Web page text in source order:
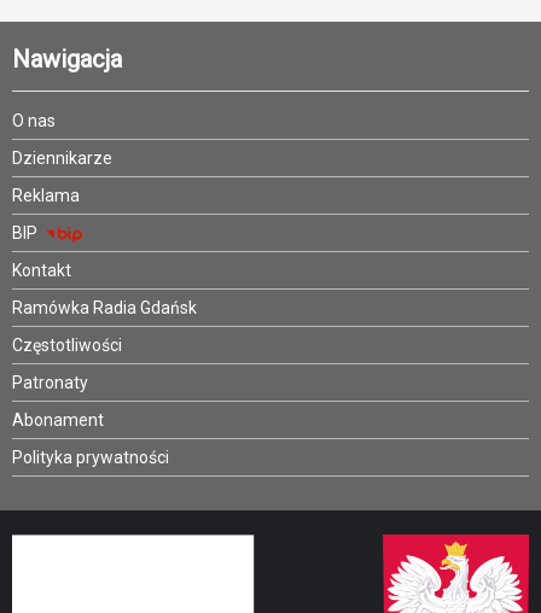
Nawigacja
O nas
Dziennikarze
Reklama
BIP
Kontakt
Ramówka Radia Gdańsk
Częstotliwości
Patronaty
Abonament
Polityka prywatności